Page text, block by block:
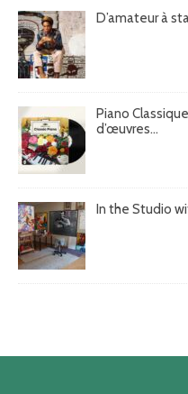
D’amateur à
Piano
d’œuvres...
In the Studio